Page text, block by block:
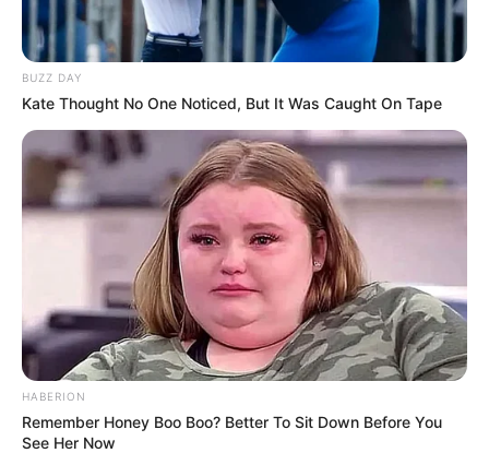
BUZZ DAY
Kate Thought No One Noticed, But It Was Caught On Tape
HABERION
Remember Honey Boo Boo? Better To Sit Down Before You
See Her Now